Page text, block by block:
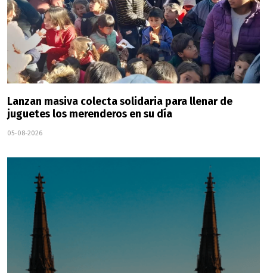
Lanzan masiva colecta solidaria para llenar de
juguetes los merenderos en su día
05-08-2026